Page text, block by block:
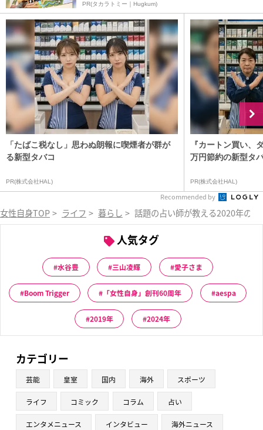
PR(タカラトミー｜Hugkum)
「たばこ税なし」思わぬ朗報に喫煙者が群が
る新型タバコ
PR(株式会社HAL)
『カートン買い、
万円節約の新型タ
PR(株式会社HAL)
Recommended by
女性自身TOP > ライフ > 暮らし > 話題の占い師が教える2020年の
人気タグ
水谷豊 三山凌輝 愛子さま
Boom Trigger 「女性自身」創刊60周年 aespa
2019年 2024年
カテゴリー
芸能 皇室 国内 海外 スポーツ
ライフ コミック コラム 占い
エンタメニュース インタビュー 海外ニュース